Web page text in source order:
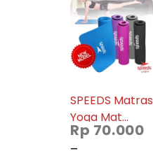
SPEEDS Matras
Yoga Mat
Untuk Meditasi
Yoga Gym
Rp 70.000
–